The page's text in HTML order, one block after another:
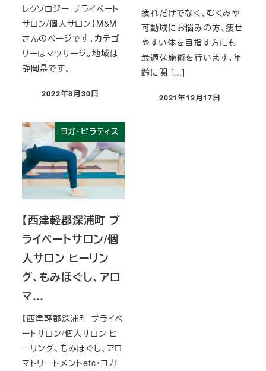
レクソロジー プライベート
サロン/個人サロン】M&M
さんのページです。カテゴ
リーはマッサージ。地域は
静岡県です。
投稿日
2022年8月30日
疲れだけでなく、むくみや
可動域にお悩みの方、痩せ
やすい体を目指す方にも
最適な施術を行います。年
齢に関 […]
投稿日
2021年12月17日
ヨガ・ピラティス
【西津軽郡深浦町 プ
ライベートサロン/個
人サロン ヒーリン
グ、もみほぐし、アロ
マ…
【西津軽郡深浦町 プライベ
ートサロン/個人サロン ヒ
ーリング、もみほぐし、アロ
マトリートメントetc・ヨガ